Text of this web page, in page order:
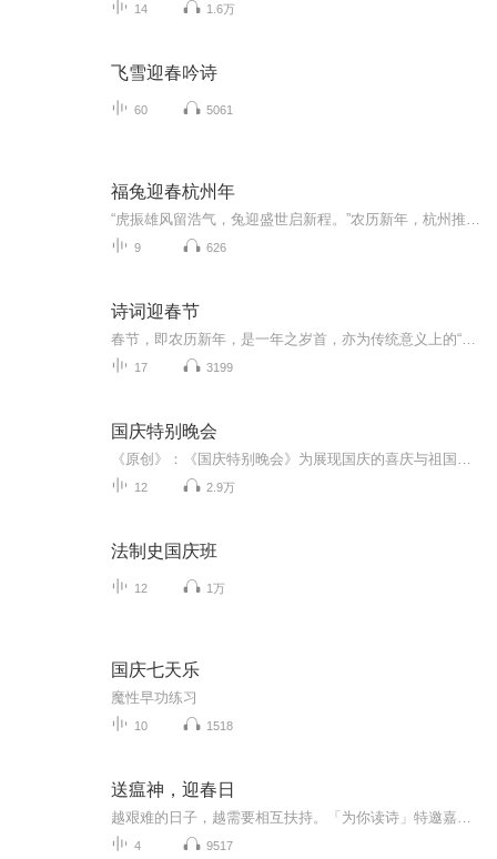
14 1.6万
飞雪迎春吟诗
60 5061
福兔迎春杭州年
9 626
诗词迎春节
17 3199
国庆特别晚会
12 2.9万
法制史国庆班
12 1万
国庆七天乐
魔性早功练习
10 1518
送瘟神，迎春日
4 9517